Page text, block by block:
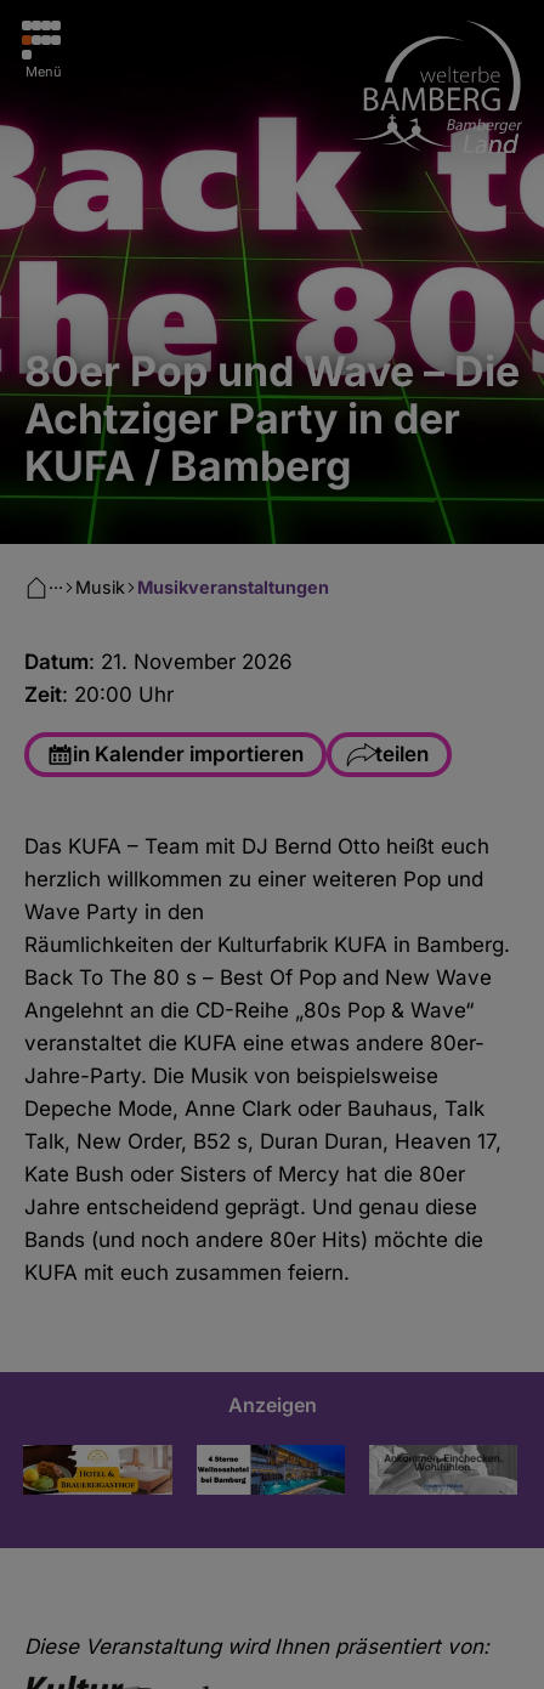
Menü
80er Pop und Wave – Die
Achtziger Party in der
KUFA / Bamberg
Musikveranstaltungen
Musik
···
Datum: 21. November 2026
Zeit: 20:00 Uhr
in Kalender importieren teilen
WhatsApp
Das KUFA – Team mit DJ Bernd Otto heißt euch
herzlich willkommen zu einer weiteren Pop und
Wave Party in den
Räumlichkeiten der Kulturfabrik KUFA in Bamberg.
Back To The 80 s – Best Of Pop and New Wave
Angelehnt an die CD-Reihe „80s Pop & Wave“
veranstaltet die KUFA eine etwas andere 80er-
Jahre-Party. Die Musik von beispielsweise
Depeche Mode, Anne Clark oder Bauhaus, Talk
Talk, New Order, B52 s, Duran Duran, Heaven 17,
Kate Bush oder Sisters of Mercy hat die 80er
Jahre entscheidend geprägt. Und genau diese
Bands (und noch andere 80er Hits) möchte die
KUFA mit euch zusammen feiern.
Anzeigen
Diese Veranstaltung wird Ihnen präsentiert von: